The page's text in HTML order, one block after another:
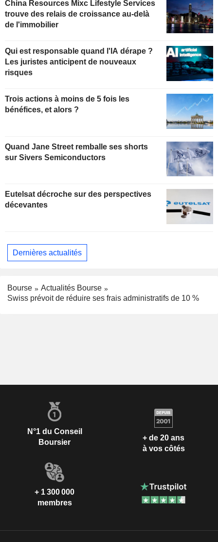
China Resources Mixc Lifestyle Services
trouve des relais de croissance au-delà
de l'immobilier
Qui est responsable quand l'IA dérape ?
Les juristes anticipent de nouveaux
risques
Trois actions à moins de 5 fois les
bénéfices, et alors ?
Quand Jane Street remballe ses shorts
sur Sivers Semiconductors
Eutelsat décroche sur des perspectives
décevantes
Dernières actualités
Bourse
Actualités Bourse
Swiss prévoit de réduire ses frais administratifs de 10 %
N°1 du Conseil
Boursier
+ de 20 ans
à vos côtés
+ 1 300 000
membres